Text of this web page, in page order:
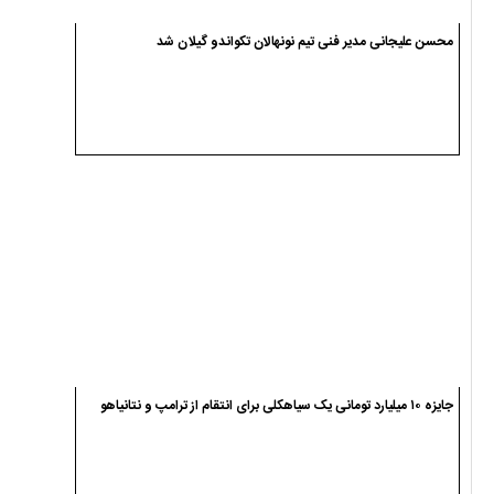
محسن علیجانی مدیر فنی تیم نونهالان تکواندو گیلان شد
جایزه ۱۰ میلیارد تومانی یک سیاهکلی برای انتقام از ترامپ و نتانیاهو